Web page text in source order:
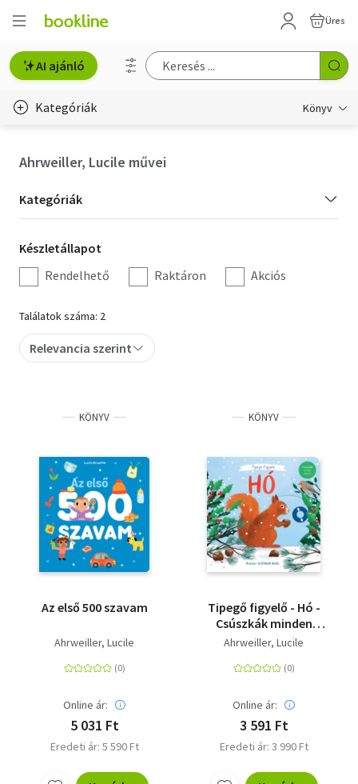
Üres
AI ajánló
Kategóriák Könyv
Hobbi, szabadidő
Irodalom
Művészet
Szakkönyv
Tankönyv, segédkönyv
Társadalomtudomány
Természettudomány
Történelem
Vallás
Ahrweiller, Lucile művei
Kategória
szűrés
Kategóriák
Készletállapot
szűrés
Készletállapot
Rendelhető
Raktáron Akciós
Találatok száma: 2
Relevancia szerint
KÖNYV
Az első 500 szavam
Ahrweiller, Lucile
Online ár:
5 031 Ft
Eredeti ár: 5 590 Ft
KÖNYV
Tipegő figyelő - Hó -
Csúszkák minden
oldalon
Ahrweiller, Lucile
Online ár:
3 591 Ft
Eredeti ár: 3 990 Ft